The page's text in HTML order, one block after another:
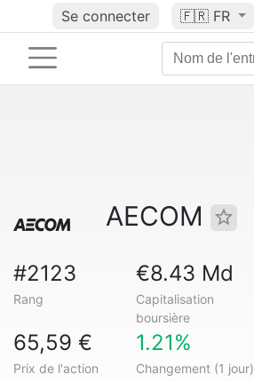
Se connecter 🇫🇷 FR
AECOM
#2123
Rang
€8.43 Md
Capitalisation
boursière
65,59 €
Prix de l'action
1.21%
Changement (1 jour)